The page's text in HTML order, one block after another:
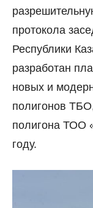
протокола
Республики
разработан
новых и
полигонов
полигона ТОО
году.